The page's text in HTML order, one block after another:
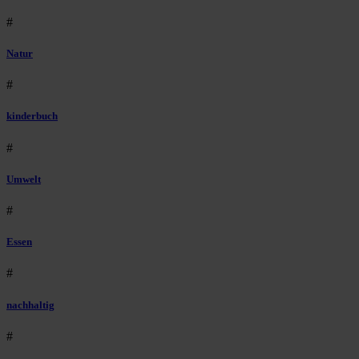
#
Natur
#
kinderbuch
#
Umwelt
#
Essen
#
nachhaltig
#